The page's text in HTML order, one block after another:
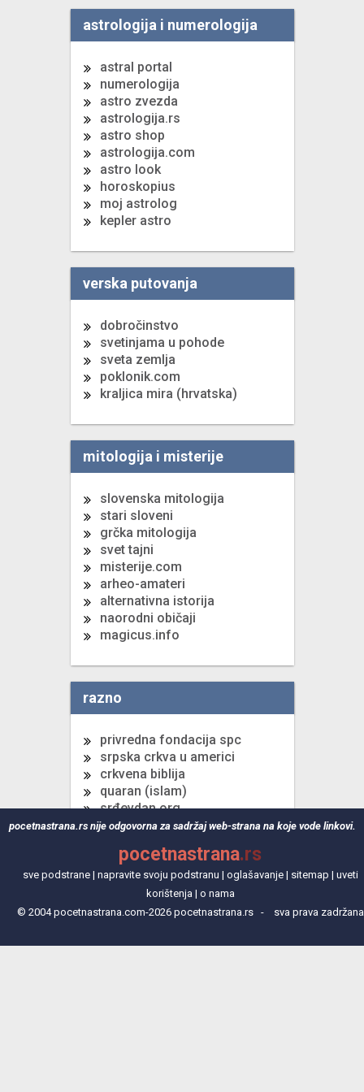
astrologija i numerologija
astral portal
numerologija
astro zvezda
astrologija.rs
astro shop
astrologija.com
astro look
horoskopius
moj astrolog
kepler astro
verska putovanja
dobročinstvo
svetinjama u pohode
sveta zemlja
poklonik.com
kraljica mira (hrvatska)
mitologija i misterije
slovenska mitologija
stari sloveni
grčka mitologija
svet tajni
misterije.com
arheo-amateri
alternativna istorija
naorodni običaji
magicus.info
razno
privredna fondacija spc
srpska crkva u americi
crkvena biblija
quaran (islam)
srđevdan.org
srpska crkva u austriji
pocetnastrana.rs nije odgovorna za sadržaj web-strana na koje vode linkovi.
pocetnastrana.rs
sve podstrane| napravite svoju podstranu | oglašavanje| sitemap | uveti
korištenja | o nama
© 2004 pocetnastrana.com-2026 pocetnastrana.rs - sva prava